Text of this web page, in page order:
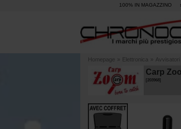
100% IN MAGAZZINO
Homepage » Elettronica » Avvisatori
Carp
203968]